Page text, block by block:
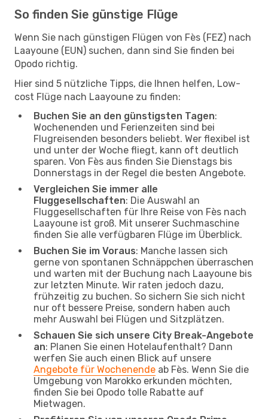
So finden Sie günstige Flüge
Wenn Sie nach günstigen Flügen von Fès (FEZ) nach
Laayoune (EUN) suchen, dann sind Sie finden bei
Opodo richtig.
Hier sind 5 nützliche Tipps, die Ihnen helfen, Low-
cost Flüge nach Laayoune zu finden:
Buchen Sie an den günstigsten Tagen:
Wochenenden und Ferienzeiten sind bei
Flugreisenden besonders beliebt. Wer flexibel ist
und unter der Woche fliegt, kann oft deutlich
sparen. Von Fès aus finden Sie Dienstags bis
Donnerstags in der Regel die besten Angebote.
Vergleichen Sie immer alle
Fluggesellschaften: Die Auswahl an
Fluggesellschaften für Ihre Reise von Fès nach
Laayoune ist groß. Mit unserer Suchmaschine
finden Sie alle verfügbaren Flüge im Überblick.
Buchen Sie im Voraus: Manche lassen sich
gerne von spontanen Schnäppchen überraschen
und warten mit der Buchung nach Laayoune bis
zur letzten Minute. Wir raten jedoch dazu,
frühzeitig zu buchen. So sichern Sie sich nicht
nur oft bessere Preise, sondern haben auch
mehr Auswahl bei Flügen und Sitzplätzen.
Schauen Sie sich unsere City Break-Angebote
an: Planen Sie einen Hotelaufenthalt? Dann
werfen Sie auch einen Blick auf unsere
Angebote für Wochenende ab Fès. Wenn Sie die
Umgebung von Marokko erkunden möchten,
finden Sie bei Opodo tolle Rabatte auf
Mietwagen.